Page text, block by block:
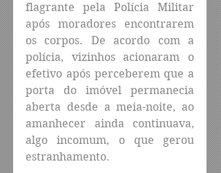
flagrante pela Polícia Militar
após moradores encontrarem
os corpos. De acordo com a
polícia, vizinhos acionaram o
efetivo após perceberem que a
porta do imóvel permanecia
aberta desde a meia-noite, ao
amanhecer ainda continuava,
algo incomum, o que gerou
estranhamento.